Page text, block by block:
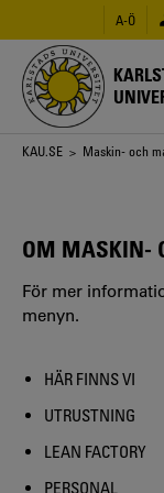
huvudinnehåll
A-Ö
Länkstig
KAU.SE > Maskin- och
OM MASKIN-
För mer
menyn.
HÄR FINNS VI
UTRUSTNING
LEAN FACTORY
PERSONAL